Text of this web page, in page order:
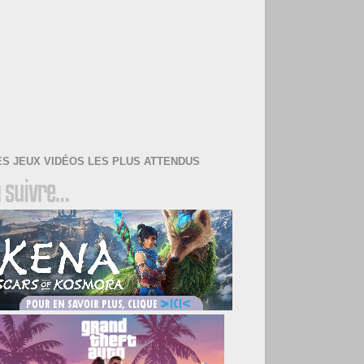
JEUX VIDÉOS LES PLUS ATTENDUS